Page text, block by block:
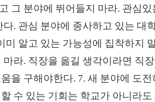
그 분야에 뛰어들지 마라. 관심
다. 관심 분야에 종사하고 있는 대
미 알고 있는 가능성에 집착하지
마라. 직장을 옮길 생각이라면 직
을 구해야한다. 7. 새 분야에 도
수 있는 기회는 학교가 아니라